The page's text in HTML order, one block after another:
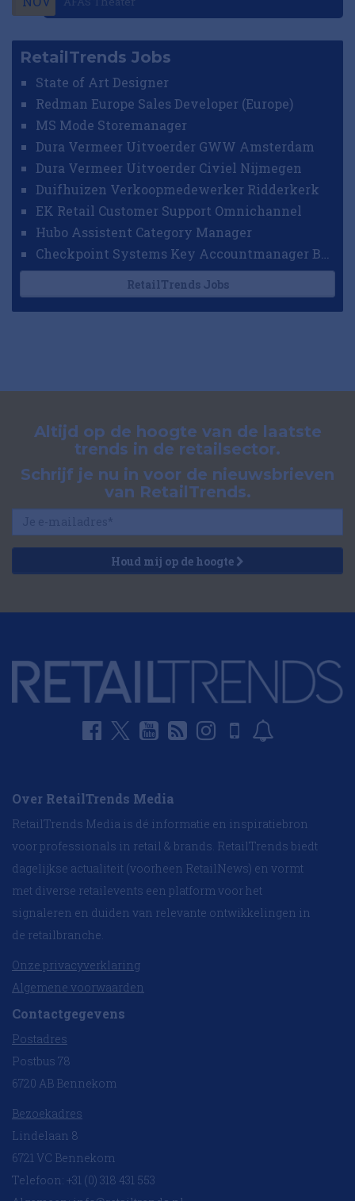
RetailTrends Jobs
State of Art Designer
Redman Europe Sales Developer (Europe)
MS Mode Storemanager
Dura Vermeer Uitvoerder GWW Amsterdam
Dura Vermeer Uitvoerder Civiel Nijmegen
Duifhuizen Verkoopmedewerker Ridderkerk
EK Retail Customer Support Omnichannel
Hubo Assistent Category Manager
RetailTrends Jobs
Altijd op de hoogte van de laatste
trends in de retailsector.
Schrijf je nu in voor de nieuwsbrieven
van RetailTrends.
Houd mij op de hoogte
Over RetailTrends Media
RetailTrends Media is dé informatie en inspiratiebron
voor professionals in retail & brands. RetailTrends biedt
dagelijkse actualiteit (voorheen RetailNews) en vormt
met diverse retailevents een platform voor het
signaleren en duiden van relevante ontwikkelingen in
de retailbranche.
Onze privacyverklaring
Algemene voorwaarden
Contactgegevens
Postadres
Postbus 78
6720 AB Bennekom
Bezoekadres
Lindelaan 8
6721 VC Bennekom
Telefoon: +31 (0) 318 431 553